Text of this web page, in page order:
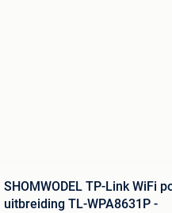
SHOMWODEL TP-Link WiFi
uitbreiding TL-WPA8631P -